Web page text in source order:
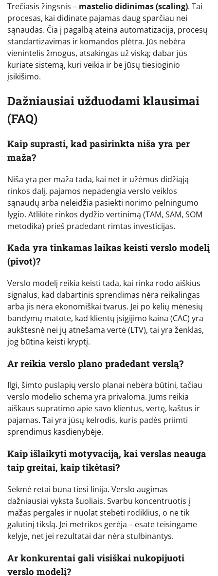
Trečiasis žingsnis – mastelio didinimas (scaling). Tai
procesas, kai didinate pajamas daug sparčiau nei
sąnaudas. Čia į pagalbą ateina automatizacija, procesų
standartizavimas ir komandos plėtra. Jūs nebėra
vienintelis žmogus, atsakingas už viską; dabar jūs
kuriate sistemą, kuri veikia ir be jūsų tiesioginio
įsikišimo.
Dažniausiai užduodami klausimai
(FAQ)
Kaip suprasti, kad pasirinkta niša yra per
maža?
Niša yra per maža tada, kai net ir užėmus didžiąją
rinkos dalį, pajamos nepadengia verslo veiklos
sąnaudų arba neleidžia pasiekti norimo pelningumo
lygio. Atlikite rinkos dydžio vertinimą (TAM, SAM, SOM
metodika) prieš pradedant rimtas investicijas.
Kada yra tinkamas laikas keisti verslo modelį
(pivot)?
Verslo modelį reikia keisti tada, kai rinka rodo aiškius
signalus, kad dabartinis sprendimas nėra reikalingas
arba jis nėra ekonomiškai tvarus. Jei po kelių mėnesių
bandymų matote, kad klientų įsigijimo kaina (CAC) yra
aukštesnė nei jų atnešama vertė (LTV), tai yra ženklas,
jog būtina keisti kryptį.
Ar reikia verslo plano pradedant verslą?
Ilgi, šimto puslapių verslo planai nebėra būtini, tačiau
verslo modelio schema yra privaloma. Jums reikia
aiškaus supratimo apie savo klientus, vertę, kaštus ir
pajamas. Tai yra jūsų kelrodis, kuris padės priimti
sprendimus kasdienybėje.
Kaip išlaikyti motyvaciją, kai verslas neauga
taip greitai, kaip tikėtasi?
Sėkmė retai būna tiesi linija. Verslo augimas
dažniausiai vyksta šuoliais. Svarbu koncentruotis į
mažas pergales ir nuolat stebėti rodiklius, o ne tik
galutinį tikslą. Jei metrikos gerėja – esate teisingame
kelyje, net jei rezultatai dar nėra stulbinantys.
Ar konkurentai gali visiškai nukopijuoti
verslo modelį?